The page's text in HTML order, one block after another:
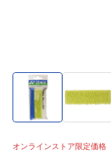
オンラインストア限定価格